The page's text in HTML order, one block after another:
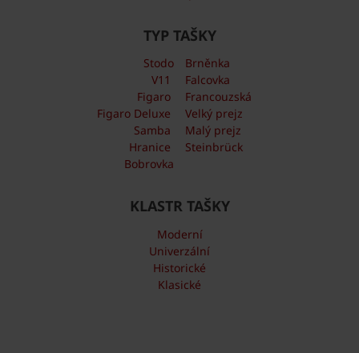
TYP TAŠKY
Stodo
V11
Figaro
Figaro Deluxe
Samba
Hranice
Bobrovka
Brněnka
Falcovka
Francouzská
Velký prejz
Malý prejz
Steinbrück
KLASTR TAŠKY
Moderní
Univerzální
Historické
Klasické